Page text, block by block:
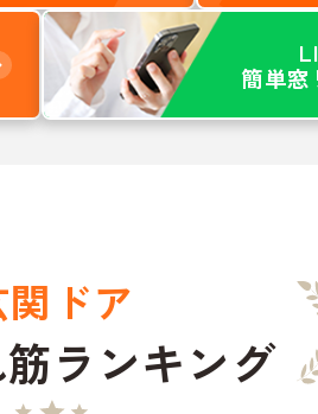
簡単
関ドア
ランキング